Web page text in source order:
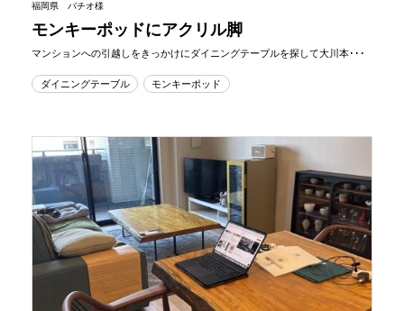
福岡県 バチオ様
モンキーポッドにアクリル脚
マンションへの引越しをきっかけにダイニングテーブルを探して大川本･･･
ダイニングテーブル モンキーポッド